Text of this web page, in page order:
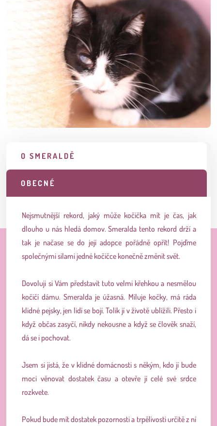
O SMERALDĚ
OBECNÉ
Nejsmutnější rekord, jaký může kočička mít je čas, jak
dlouho u nás hledá domov. Smeralda tento rekord drží a
tak je načase se do její adopce pořádně opřít! Pojďme
společnými silami jedné kočičce konečně změnit svět.
Dovoluji si Vám představit tuto velmi křehkou a nesmělou
kočičí dámu. Smeralda je úžasná. Miluje kočky, má ráda
klidné pejsky, jen lidí se bojí. Tolik jí v životě ublížili. Přesto i
když občas zasyčí, nikdy nekousne a když se člověk snaží,
dá se i pochovat.
Jsem si jistá, že v klidné domácnosti s někým, kdo jí bude
moci věnovat dostatek času a otevře jí celé své srdce
rozkvete.
Pokud bude mít dostatek pozornosti a trpělivosti určitě z ní